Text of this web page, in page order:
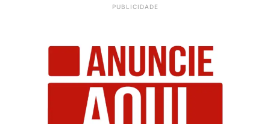
PUBLICIDADE